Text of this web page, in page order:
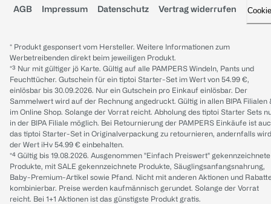
AGB Impressum Datenschutz Vertrag widerrufen
* Produkt gesponsert vom Hersteller. Weitere Informationen zum
Werbetreibenden direkt beim jeweiligen Produkt.
*³ Nur mit gültiger jö Karte. Gültig auf alle PAMPERS Windeln, Pants und
Feuchttücher. Gutschein für ein tiptoi Starter-Set im Wert von 54.99 €,
einlösbar bis 30.09.2026. Nur ein Gutschein pro Einkauf einlösbar. Der
Sammelwert wird auf der Rechnung angedruckt. Gültig in allen BIPA Filialen
im Online Shop. Solange der Vorrat reicht. Abholung des tiptoi Starter Sets
in der BIPA Filiale möglich. Bei Retournierung der PAMPERS Einkäufe ist
das tiptoi Starter-Set in Originalverpackung zu retournieren, andernfalls wird
der Wert iHv 54.99 € einbehalten.
*⁴ Gültig bis 19.08.2026. Ausgenommen "Einfach Preiswert" gekennzeichnete
Produkte, mit SALE gekennzeichnete Produkte, Säuglingsanfangsnahrung,
Baby-Premium-Artikel sowie Pfand. Nicht mit anderen Aktionen und
kombinierbar. Preise werden kaufmännisch gerundet. Solange der Vorrat
reicht. Bei 1+1 Aktionen ist das günstigste Produkt gratis.